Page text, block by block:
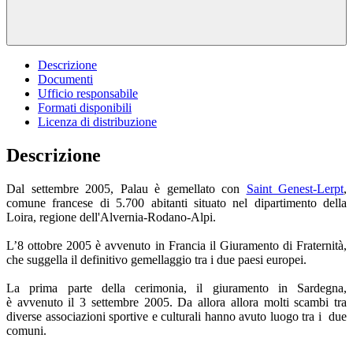
Descrizione
Documenti
Ufficio responsabile
Formati disponibili
Licenza di distribuzione
Descrizione
Dal settembre 2005, Palau è gemellato con Saint Genest-Lerpt,
comune francese di 5.700 abitanti situato nel dipartimento della
Loira, regione dell'Alvernia-Rodano-Alpi.
L’8 ottobre 2005 è avvenuto in Francia il Giuramento di Fraternità,
che suggella il definitivo gemellaggio tra i due paesi europei.
La prima parte della cerimonia, il giuramento in Sardegna,
è avvenuto il 3 settembre 2005. Da allora allora molti scambi tra
diverse associazioni sportive e culturali hanno avuto luogo tra i due
comuni.